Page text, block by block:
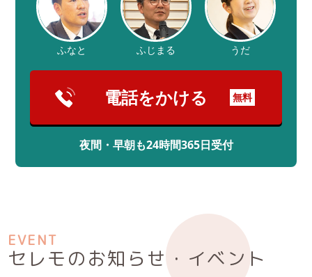
ふなと ふじまる うだ
電話をかける 無料
夜間・早朝も24時間365日受付
EVENT
セレモのお知らせ・イベント